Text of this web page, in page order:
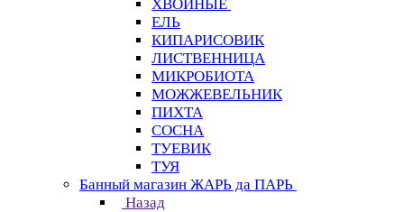
ХВОЙНЫЕ
ЕЛЬ
КИПАРИСОВИК
ЛИСТВЕННИЦА
МИКРОБИОТА
МОЖЖЕВЕЛЬНИК
ПИХТА
СОСНА
ТУЕВИК
ТУЯ
Банный магазин ЖАРЬ да ПАРЬ
Назад